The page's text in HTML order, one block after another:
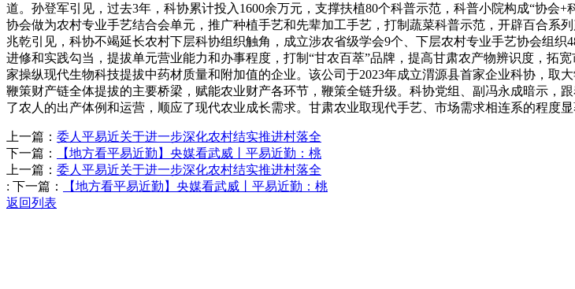
道。孙登军引见，过去3年，科协累计投入1600余万元，支撑扶植80个科普示范，科普小院构成“协
协会做为农村专业手艺结合会单元，推广种植手艺和先辈加工手艺，打制蔬菜科普示范，开辟百合系
兆乾引见，科协不竭延长农村下层科协组织触角，成立涉农省级学会9个、下层农村专业手艺协会组
进修和实践勾当，提拔单元营业能力和办事程度，打制“甘农百萃”品牌，提高甘肃农产物辨识度，拓
家操纵现代生物科技提拔中药材质量和附加值的企业。该公司于2023年成立渭源县首家企业科协，取
鞭策财产链全体提拔的主要桥梁，赋能农业财产各环节，鞭策全链升级。科协党组、副冯永成暗示，
了农人的出产体例和运营，顺应了现代农业成长需求。甘肃农业取现代手艺、市场需求相连系的程度
上一篇： 委人平易近关于进一步深化农村结实推进村落全
下一篇：
【地方看平易近勤】央媒看武威丨平易近勤：桃
上一篇： 委人平易近关于进一步深化农村结实推进村落全
: 下一篇：
【地方看平易近勤】央媒看武威丨平易近勤：桃
返回列表